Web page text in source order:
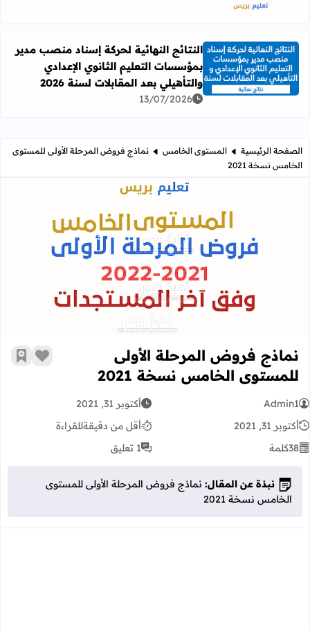
اقرأ المزيد عن النتائج النهائية لحركة إسناد منصب مدير
النتائج النهائية لحركة إسناد منصب مدير
بمؤسسات التعليم الثانوي الإعدادي
والتأهيلي بعد المقابلات لسنة 2026
13/07/2026
الصفحة الرئيسية المستوى الخامس
نماذج فروض المرحلة الأولى للمستوى
الخامس نسخة 2021
نماذج فروض المرحلة الأولى
نماذج فروض المرحلة الأولى
للمستوى الخامس نسخة 2021
زر أضف
Admin1
أكتوبر 31, 2021
أكتوبر 31, 2021
أقل من دقيقةللقراءة
38كلمة 1 تعليق
نبذة عن المقال: نماذج فروض المرحلة الأولى للمستوى
الخامس نسخة 2021